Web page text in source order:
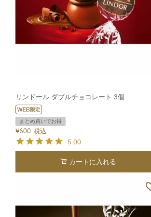
リンドール ダブルチョコレート 3個
まとめ買いでお得
¥600 税込
5.00
カートに入れる